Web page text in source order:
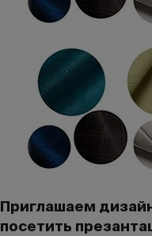
Приглашаем
посетить